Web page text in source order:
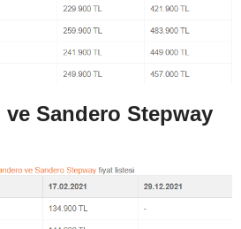
ve Sandero Stepway